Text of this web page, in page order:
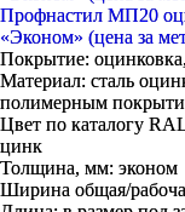
Профнастил МП20
«Эконом» (цена за
Покрытие:
Материал: сталь
полимерным
Цвет по каталогу
цинк
Толщина, мм: эконом
Ширина общая/